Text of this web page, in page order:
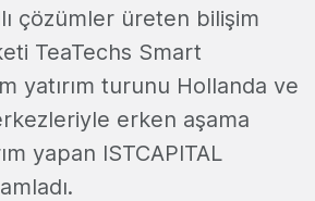
çözümler üreten bilişim
TeaTechs Smart
yatırım turunu Hollanda ve
erken aşama
yapan ISTCAPITAL